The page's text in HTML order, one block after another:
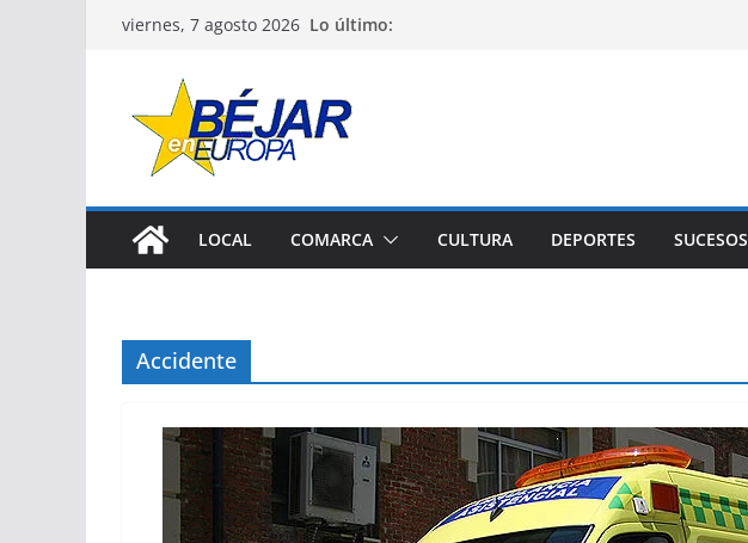
Saltarviernes, 7 agosto 2026 Lo último:
LOCAL COMARCA CULTURA DEPORTES SUCESOS
Accidente